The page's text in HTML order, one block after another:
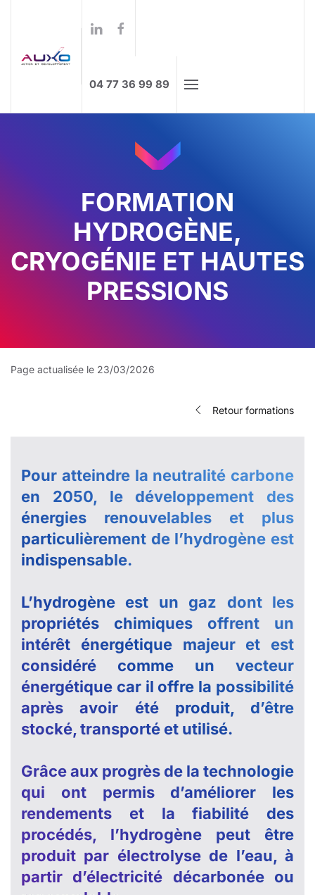
Skip to main content
04 77 36 99 89
FORMATION
HYDROGÈNE,
CRYOGÉNIE ET HAUTES
PRESSIONS
Page actualisée le 23/03/2026
Retour formations
Pour atteindre la neutralité carbone
en 2050, le développement des
énergies renouvelables et plus
particulièrement de l’hydrogène est
indispensable.
L’hydrogène est un gaz dont les
propriétés chimiques offrent un
intérêt énergétique majeur et est
considéré comme un vecteur
énergétique car il offre la possibilité
après avoir été produit, d’être
stocké, transporté et utilisé.
Grâce aux progrès de la technologie
qui ont permis d’améliorer les
rendements et la fiabilité des
procédés, l’hydrogène peut être
produit par électrolyse de l’eau, à
partir d’électricité décarbonée ou